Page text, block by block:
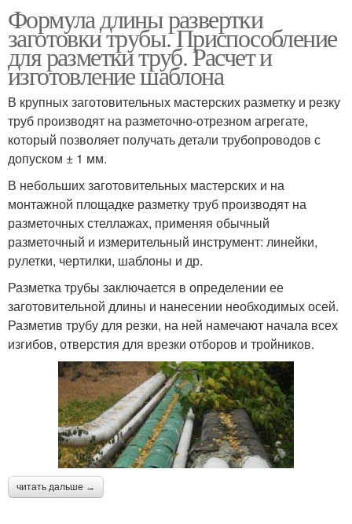
Формула длины развертки
заготовки трубы. Приспособление
для разметки труб. Расчет и
изготовление шаблона
В крупных заготовительных мастерских разметку и резку
труб производят на разметочно-отрезном агрегате,
который позволяет получать детали трубопроводов с
допуском ± 1 мм.
В небольших заготовительных мастерских и на
монтажной площадке разметку труб производят на
разметочных стеллажах, применяя обычный
разметочный и измерительный инструмент: линейки,
рулетки, чертилки, шаблоны и др.
Разметка трубы заключается в определении ее
заготовительной длины и нанесении необходимых осей.
Разметив трубу для резки, на ней намечают начала всех
изгибов, отверстия для врезки отборов и тройников.
читать дальше →